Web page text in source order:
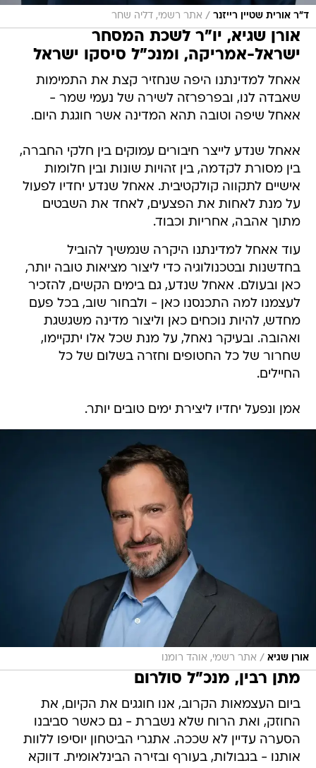
ד"ר אורית שטיין רייזנר / אתר רשמי, דליה שחר
אורן שגיא, יו"ר לשכת המסחר
ישראל-אמריקה, ומנכ"ל סיסקו ישראל
אאחל למדינתנו היפה שנחזיר קצת את התמימות
שאבדה לנו, ובפרפרזה לשירה של נעמי שמר -
אאחל שיפה וטובה תהא המדינה אשר חוגגת היום.
אאחל שנדע לייצר חיבורים עמוקים בין חלקי החברה,
בין מסורת לקדמה, בין זהויות שונות ובין חלומות
אישיים לתקווה קולקטיבית. אאחל שנדע יחדיו לפעול
על מנת לאחות את הפצעים, לאחד את השבטים
מתוך אהבה, אחריות וכבוד.
עוד אאחל למדינתנו היקרה שנמשיך להוביל
בחדשנות ובטכנולוגיה כדי ליצור מציאות טובה יותר,
כאן ובעולם. אאחל שנדע, גם בימים הקשים, להזכיר
לעצמנו למה התכנסנו כאן - ולבחור שוב, בכל פעם
מחדש, להיות נוכחים כאן וליצור מדינה משגשגת
ואהובה. ובעיקר נאחל, על מנת שכל אלו יתקיימו,
שחרור של כל החטופים וחזרה בשלום של כל
החיילים.
אמן ונפעל יחדיו ליצירת ימים טובים יותר.
אורן שגיא / אתר רשמי, אוהד רומנו
מתן רבין, מנכ"ל סולרום
ביום העצמאות הקרוב, אנו חוגגים את הקיום, את
החוזק, ואת הרוח שלא נשברת - גם כאשר סביבנו
הסערה עדיין לא שככה. אתגרי הביטחון יוסיפו ללוות
אותנו - בגבולות, בעורף ובזירה הבינלאומית. דווקא